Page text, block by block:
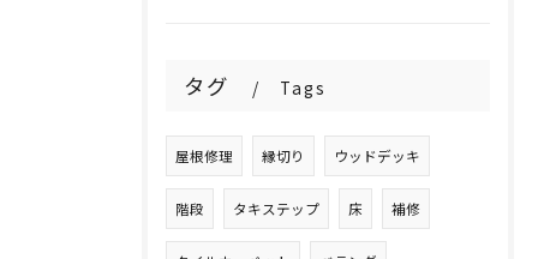
タグ Tags
屋根修理 縁切り ウッドデッキ
階段 タキステップ 床 補修